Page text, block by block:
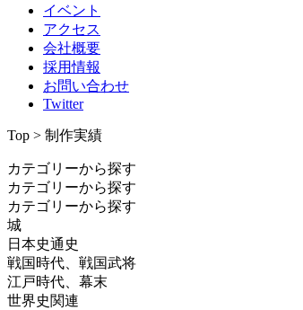
イベント
アクセス
会社概要
採用情報
お問い合わせ
Twitter
Top > 制作実績
カテゴリーから探す
カテゴリーから探す
カテゴリーから探す
城
日本史通史
戦国時代、戦国武将
江戸時代、幕末
世界史関連